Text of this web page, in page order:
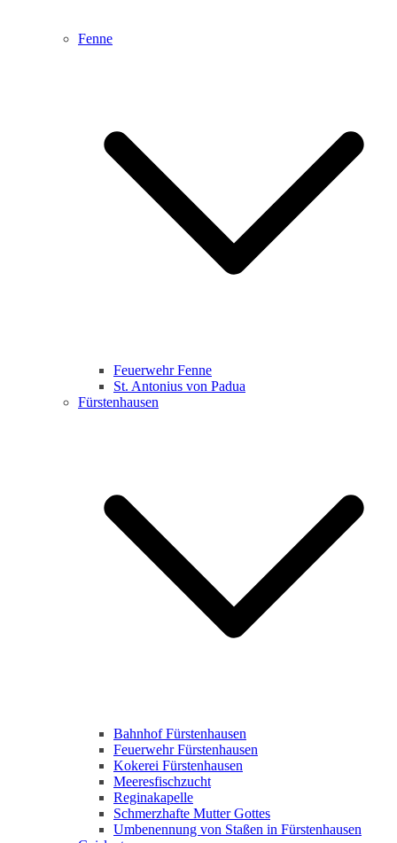
Fenne
Feuerwehr Fenne
St. Antonius von Padua
Fürstenhausen
Bahnhof Fürstenhausen
Feuerwehr Fürstenhausen
Kokerei Fürstenhausen
Meeresfischzucht
Reginakapelle
Schmerzhafte Mutter Gottes
Umbenennung von Staßen in Fürstenhausen